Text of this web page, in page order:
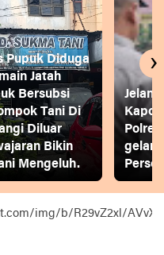
Pupuk Diduga
Jatah
Bersubsi
Tani Di
Diluar
Bikin
Mengeluh.
gelar
›
img/b/R29vZ2xl/